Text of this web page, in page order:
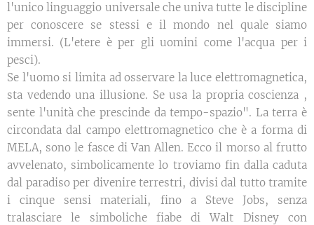
l'unico linguaggio universale che univa tutte le discipline
per conoscere se stessi e il mondo nel quale siamo
immersi. (L'etere è per gli uomini come l'acqua per i
pesci).
Se l'uomo si limita ad osservare la luce elettromagnetica,
sta vedendo una illusione. Se usa la propria coscienza ,
sente l'unità che prescinde da tempo-spazio". La terra è
circondata dal campo elettromagnetico che è a forma di
MELA, sono le fasce di Van Allen. Ecco il morso al frutto
avvelenato, simbolicamente lo troviamo fin dalla caduta
dal paradiso per divenire terrestri, divisi dal tutto tramite
i cinque sensi materiali, fino a Steve Jobs, senza
tralasciare le simboliche fiabe di Walt Disney con